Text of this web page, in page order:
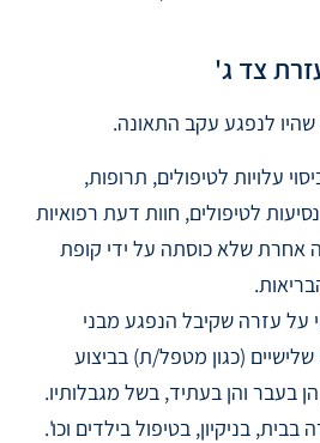
צד ג'
שהיו לנפגע עקב התאונה.
עלויות לטיפולים, תרופות,
לטיפולים, חוות דעת רפואיות
אחרת שלא כוסתה על ידי קופת
על עזרה שקיבל הנפגע מבני
(כגון מטפל/ת) בביצוע
הן בעבר והן בעתיד, בשל מגבלותיו.
בבית, בניקיון, בטיפול בילדים וכו'.